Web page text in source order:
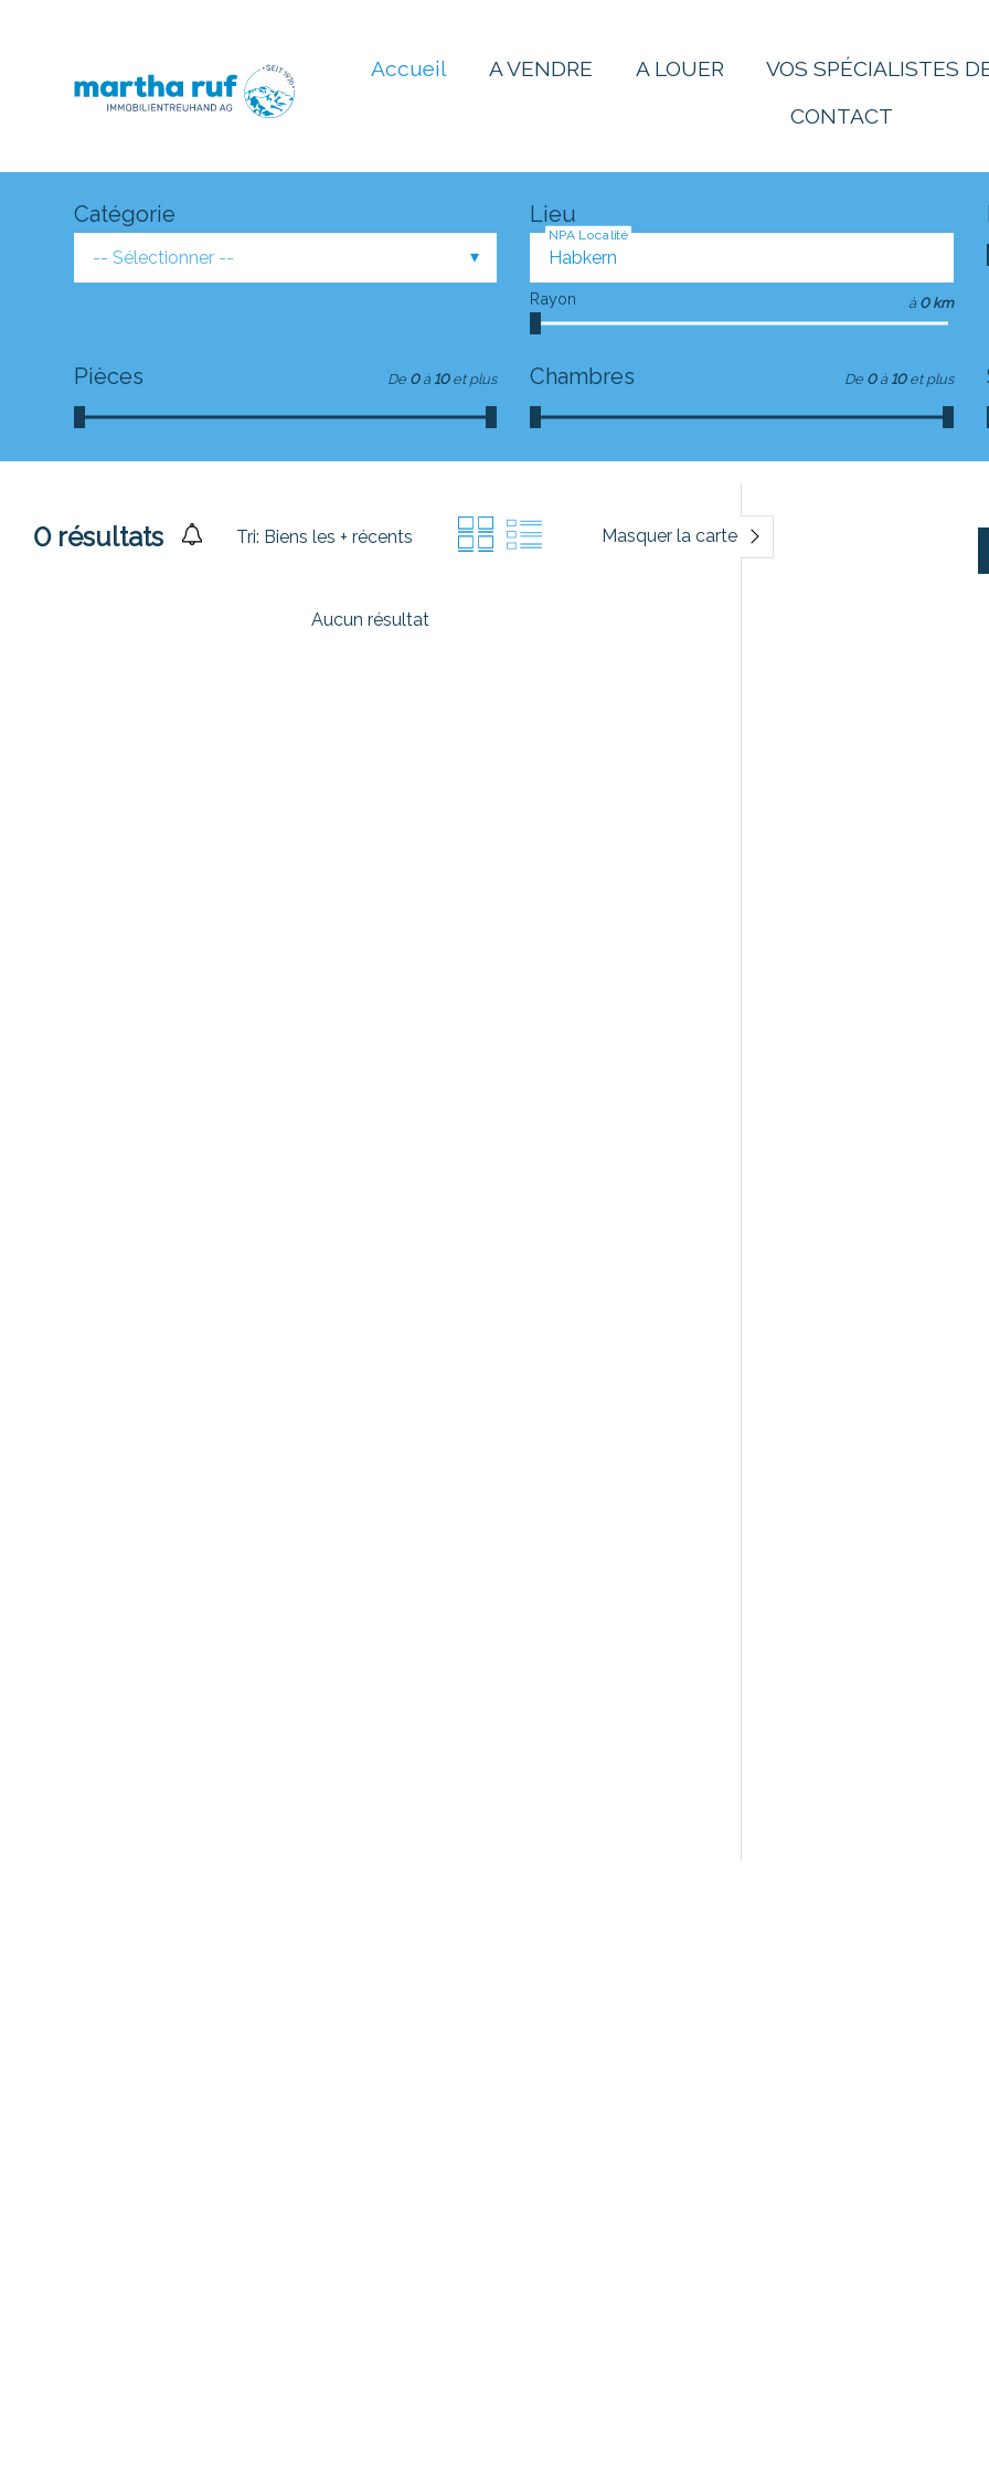
Accueil A VENDRE A LOUER VOS SPÉCIALISTES
CONTACT
Catégorie
-- Sélectionner --
Lieu
NPA Localité
Rayon à 0 km
Pièces De 0 à 10 et plus Chambres De 0 à 10 et plus
0résultats Tri: Biens les + récents Masquer la carte
Aucun résultat